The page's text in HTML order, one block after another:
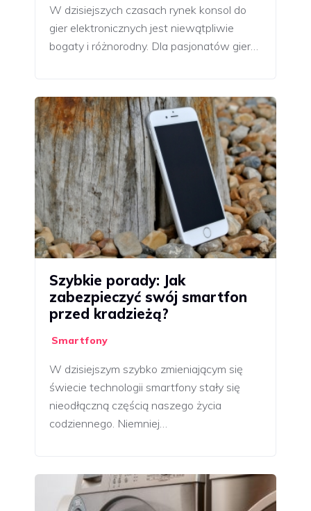
W dzisiejszych czasach rynek konsol do
gier elektronicznych jest niewątpliwie
bogaty i różnorodny. Dla pasjonatów gier…
Szybkie porady: Jak
zabezpieczyć swój smartfon
przed kradzieżą?
Smartfony
W dzisiejszym szybko zmieniającym się
świecie technologii smartfony stały się
nieodłączną częścią naszego życia
codziennego. Niemniej…